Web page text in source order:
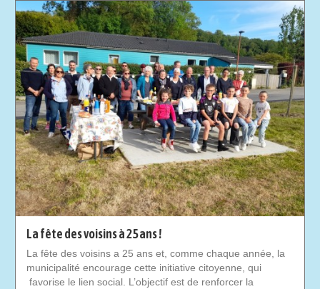
La fête des voisins à 25 ans !
La fête des voisins a 25 ans et, comme chaque année, la
municipalité encourage cette initiative citoyenne, qui
favorise le lien social. L’objectif est de renforcer la